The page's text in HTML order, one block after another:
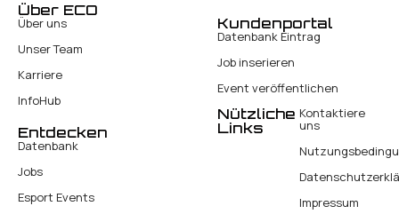
Über ECO
Über uns
Unser Team
Karriere
InfoHub
Kundenportal
Datenbank Eintrag
Job inserieren
Event veröffentlichen
Entdecken
Datenbank
Jobs
Esport Events
Nützliche
Links
Kontaktiere
uns
Impressum